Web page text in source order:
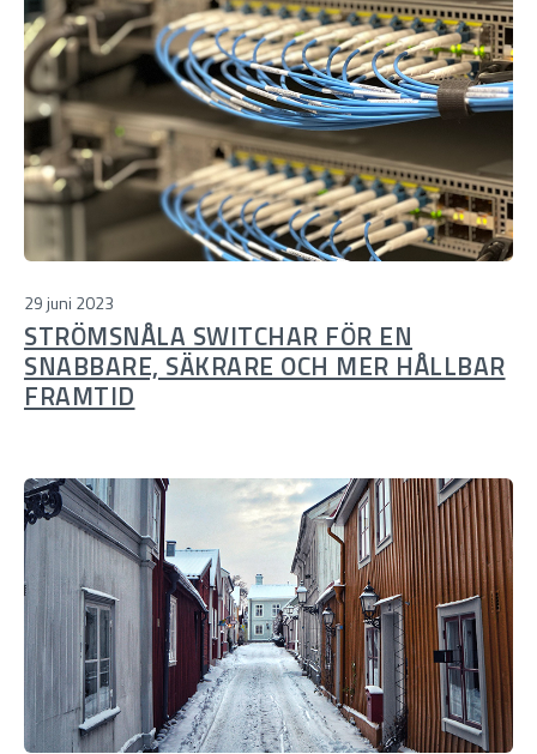
29 juni 2023
STRÖMSNÅLA SWITCHAR FÖR EN
SNABBARE, SÄKRARE OCH MER HÅLLBAR
FRAMTID